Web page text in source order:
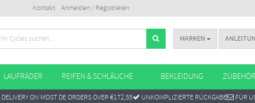
Kontakt Anmelden / Registrieren
MARKEN
LAUFRÄDER REIFEN & SCHLÄUCHE BEKLEIDUNG ZUBEHÖR
DELIVERY ON MOST DE ORDERS OVER €172,55 UNKOMPLIZIERTE RÜCKGABE FÜR